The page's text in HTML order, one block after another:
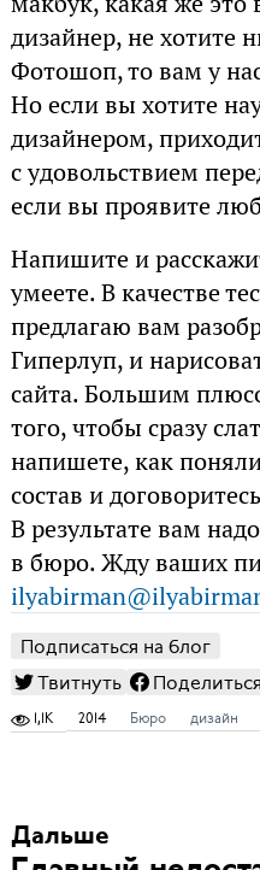
дизайнер, не хотите
Фотошоп, то вам у
Но если вы хотите
дизайнером,
с удовольствием
если вы проявите
Напишите и
умеете. В качестве
предлагаю вам
Гиперлуп, и
сайта. Большим
того, чтобы сразу
напишете, как поняли
состав и
В результате вам
в бюро. Жду ваших
Подписаться на блог
Твитнуть
Поделиться
1,1K 2014 Бюро дизайн
Дальше